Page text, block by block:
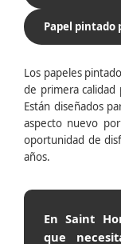
Papel pintado
Los papeles
de primera calidad
Están diseñados
aspecto nuevo
oportunidad de
años.
En Saint
que